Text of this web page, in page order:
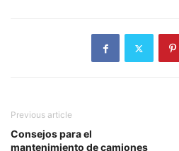
Previous article
Consejos para el
mantenimiento de camiones